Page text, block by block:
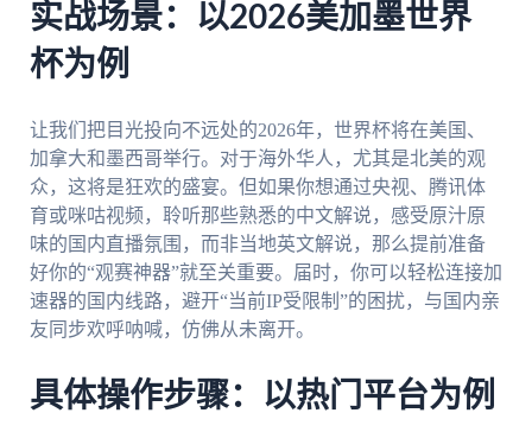
实战场景：以2026美加墨世界
杯为例
让我们把目光投向不远处的2026年，世界杯将在美国、
加拿大和墨西哥举行。对于海外华人，尤其是北美的观
众，这将是狂欢的盛宴。但如果你想通过央视、腾讯体
育或咪咕视频，聆听那些熟悉的中文解说，感受原汁原
味的国内直播氛围，而非当地英文解说，那么提前准备
好你的“观赛神器”就至关重要。届时，你可以轻松连接加
速器的国内线路，避开“当前IP受限制”的困扰，与国内亲
友同步欢呼呐喊，仿佛从未离开。
具体操作步骤：以热门平台为例